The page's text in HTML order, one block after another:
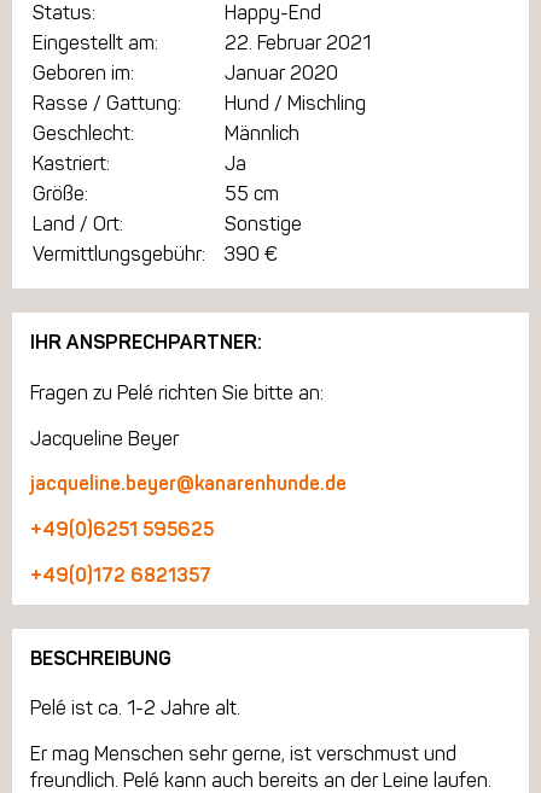
Status:
Happy-End
Eingestellt am:
22. Februar 2021
Geboren im:
Januar 2020
Rasse / Gattung:
Hund / Mischling
Geschlecht:
Männlich
Kastriert:
Ja
Größe:
55 cm
Land / Ort:
Sonstige
Vermittlungsgebühr:
390 €
IHR ANSPRECHPARTNER:
Fragen zu Pelé richten Sie bitte an:
Jacqueline Beyer
jacqueline.beyer@kanarenhunde.de
+49(0)6251 595625
+49(0)172 6821357
BESCHREIBUNG
Pelé ist ca. 1-2 Jahre alt.
Er mag Menschen sehr gerne, ist verschmust und
freundlich. Pelé kann auch bereits an der Leine laufen.